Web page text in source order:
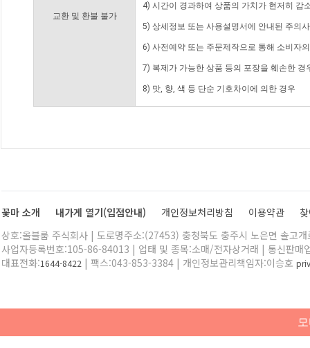
교환 및 환불 불가
4) 시간이 경과하여 상품의 가치가 현저히 감
5) 상세정보 또는 사용설명서에 안내된 주의
6) 사전예약 또는 주문제작으로 통해 소비자
7) 복제가 가능한 상품 등의 포장을 훼손한 경
8) 맛, 향, 색 등 단순 기호차이에 의한 경우
꽃마 소개 내가게 열기(입점안내) 개인정보처리방침 이용약관
상호:올블룸 주식회사 | 도로명주소:(27453) 충청북도 충주시 노은면 솔고
사업자등록번호:105-86-84013 | 업태 및 종목:소매/전자상거래 | 통신판매
대표전화:1644-8422 | 팩스:043-853-3384 | 개인정보관리책임자:이승호